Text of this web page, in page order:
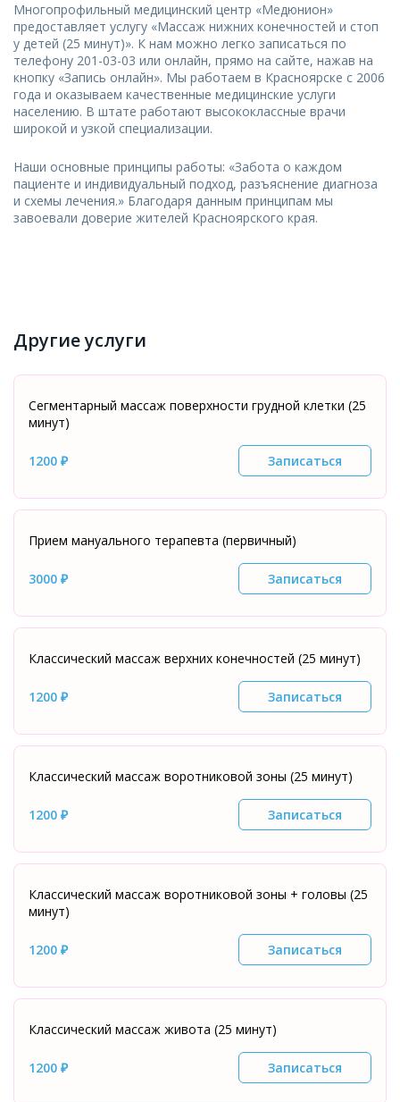
Многопрофильный медицинский центр «Медюнион»
предоставляет услугу «Массаж нижних конечностей и стоп
у детей (25 минут)». К нам можно легко записаться по
телефону 201-03-03 или онлайн, прямо на сайте, нажав на
кнопку «Запись онлайн». Мы работаем в Красноярске с 2006
года и оказываем качественные медицинские услуги
населению. В штате работают высококлассные врачи
широкой и узкой специализации.
Наши основные принципы работы: «Забота о каждом
пациенте и индивидуальный подход, разъяснение диагноза
и схемы лечения.» Благодаря данным принципам мы
завоевали доверие жителей Красноярского края.
Другие услуги
Сегментарный массаж поверхности грудной клетки (25
минут)
1200 ₽ Записаться
Прием мануального терапевта (первичный)
3000 ₽ Записаться
Классический массаж верхних конечностей (25 минут)
1200 ₽ Записаться
Классический массаж воротниковой зоны (25 минут)
1200 ₽ Записаться
Классический массаж воротниковой зоны + головы (25
минут)
1200 ₽ Записаться
Классический массаж живота (25 минут)
1200 ₽ Записаться